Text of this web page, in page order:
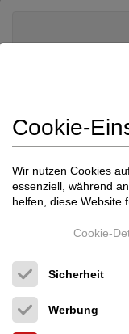
Transparent Audio
Lautsprecherkabel
Neupreis: 1.820 €
Cookie-
Wir nutzen Cookies
essenziell, während
helfen, diese Website
Cookie-
Sicherheit
Werbung